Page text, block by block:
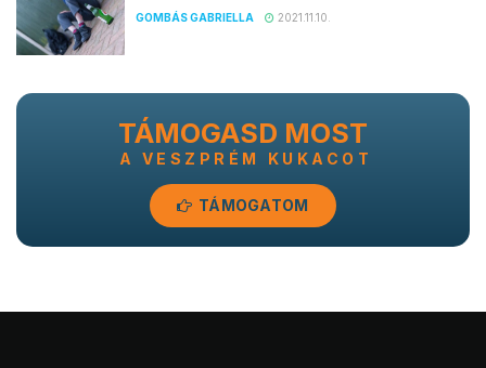
GOMBÁS GABRIELLA 2021.11.10.
TÁMOGASD MOST
A VESZPRÉM KUKACOT
TÁMOGATOM